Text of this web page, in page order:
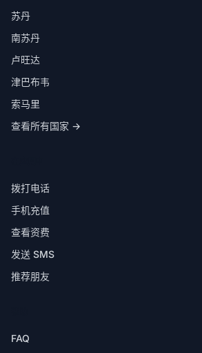
苏丹
南苏丹
卢旺达
津巴布韦
索马里
查看所有国家 →
拨打电话
手机充值
查看资费
发送 SMS
推荐朋友
FAQ